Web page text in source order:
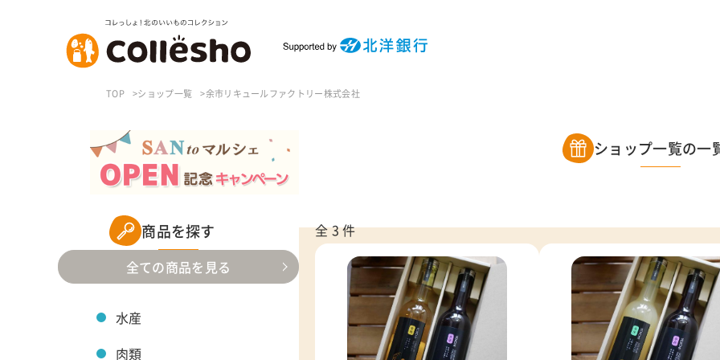
TOP ショップ一覧 余市リキュールファクトリー株式会社
ショップ一覧の一
全 3 件
商品を探す
全ての商品を見る
水産
肉類